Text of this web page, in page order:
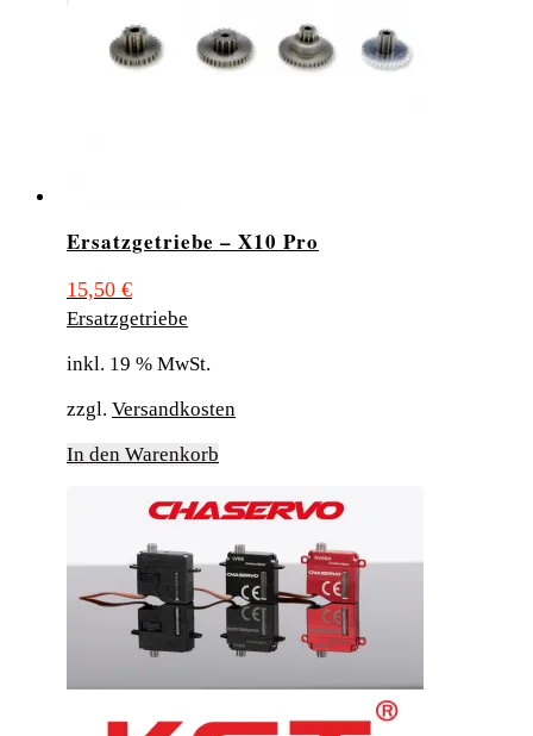
Ersatzgetriebe – X10 Pro
15,50 €
Ersatzgetriebe
inkl. 19 % MwSt.
zzgl. Versandkosten
In den Warenkorb